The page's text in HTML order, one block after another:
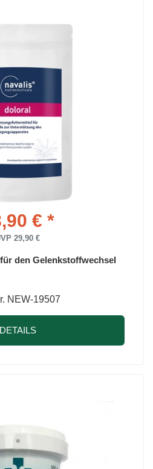
€ *
29,90 €
den Gelenkstoffwechsel
NEW-19507
DETAILS